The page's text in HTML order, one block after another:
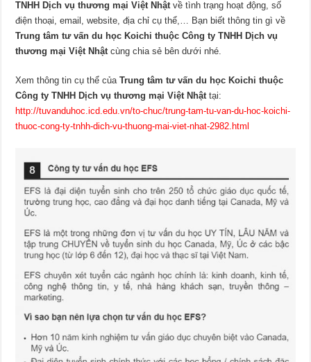
TNHH Dịch vụ thương mại Việt Nhậtvề tình trạng hoạt động, số
điện thoại, email, website, địa chỉ cụ thể,… Bạn biết thông tin gì về
Trung tâm tư vấn du học Koichi thuộc Công ty TNHH Dịch vụ
thương mại Việt Nhậtcùng chia sẻ bên dưới nhé.
Xem thông tin cụ thể củaTrung tâm tư vấn du học Koichi thuộc
Công ty TNHH Dịch vụ thương mại Việt Nhậttại:
http://tuvanduhoc.icd.edu.vn/to-chuc/trung-tam-tu-van-du-hoc-koichi-
thuoc-cong-ty-tnhh-dich-vu-thuong-mai-viet-nhat-2982.html